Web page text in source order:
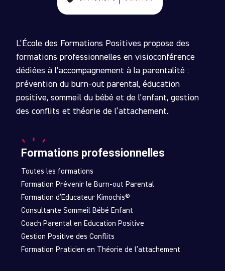
L’École des Formations Positives propose des
formations professionnelles en visioconférence
dédiées à l’accompagnement à la parentalité :
prévention du burn-out parental, éducation
positive, sommeil du bébé et de l’enfant, gestion
des conflits et théorie de l’attachement.
Formations professionnelles
Toutes les formations
Formation Prévenir le Burn-out Parental
Formation d’Educateur Kimochis®
Consultante Sommeil Bébé Enfant
Coach Parental en Education Positive
Gestion Positive des Conflits
Formation Praticien en Théorie de l’attachement